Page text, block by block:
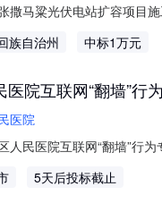
撒马粱光伏电站扩容项目
和政县张撒马粱光伏电站
族自治州 中标1万元
院互联网“翻墙”
医院
人民医院互联网“翻墙”行
应商资格要求1、在中华人
5天后投标截止